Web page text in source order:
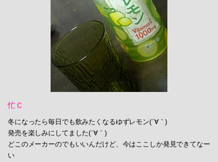
忙Ｃ
冬になったら毎日でも飲みたくなるゆずレモン(´∀｀)
発売を楽しみにしてました(´∀｀)
どこのメーカーのでもいいんだけど、今はここしか発見できてなー
い